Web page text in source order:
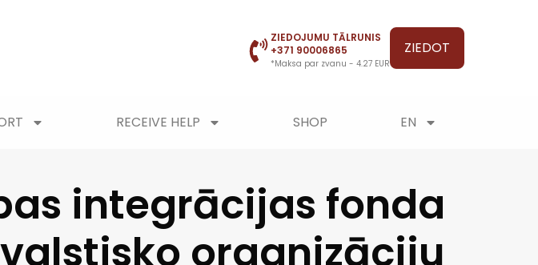
ZIEDOJUMU TĀLRUNIS
+371 90006865
*Maksa par zvanu - 4.27 EUR
ZIEDOT
RECEIVE HELP SHOP EN
integrācijas fonda
organizāciju